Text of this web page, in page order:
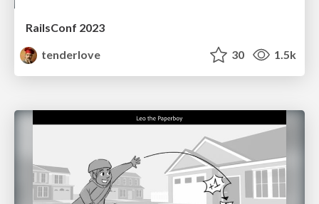
RailsConf 2023
tenderlove
30 1.5k